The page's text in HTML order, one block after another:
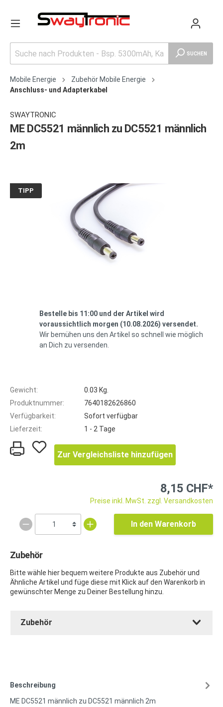
SUCHEN
Mobile Energie
Zubehör Mobile Energie
Anschluss- und Adapterkabel
SWAYTRONIC
ME DC5521 männlich zu DC5521 männlich
2m
TIPP
Bestelle bis 11:00 und der Artikel wird
voraussichtlich morgen (10.08.2026) versendet.
Wir bemühen uns den Artikel so schnell wie möglich
an Dich zu versenden.
Gewicht:
0.03 Kg.
Produktnummer:
7640182626860
Verfügbarkeit:
Sofort verfügbar
Lieferzeit:
1 - 2 Tage
Zur Vergleichsliste hinzufügen
8,15 CHF*
Preise inkl. MwSt. zzgl. Versandkosten
In den Warenkorb
Zubehör
Bitte wähle hier bequem weitere Produkte aus Zubehör und
Ähnliche Artikel und füge diese mit Klick auf den Warenkorb in
gewünschter Menge zu Deiner Bestellung hinzu.
Zubehör
Beschreibung
ME DC5521 männlich zu DC5521 männlich 2m